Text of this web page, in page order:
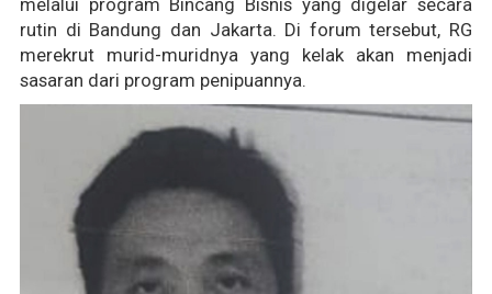
melalui program Bincang Bisnis yang digelar secara
rutin di Bandung dan Jakarta. Di forum tersebut, RG
merekrut murid-muridnya yang kelak akan menjadi
sasaran dari program penipuannya.